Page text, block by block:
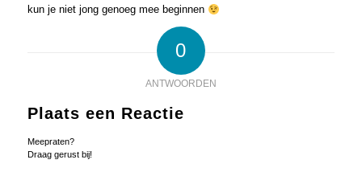
kun je niet jong genoeg mee beginnen
0
ANTWOORDEN
Plaats een Reactie
Meepraten?
Draag gerust bij!